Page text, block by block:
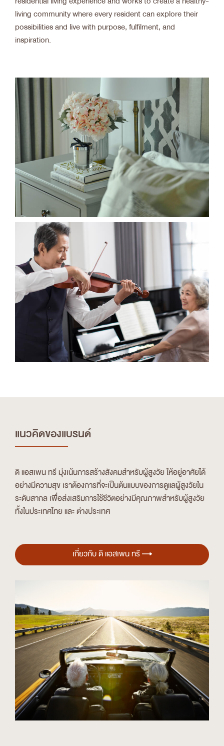
residential living experience and works to create a healthy-
living community where every resident can explore their
possibilities and live with purpose, fulfilment, and
inspiration.
แนวคิดของแบรนด์
ดิ แอสเพน ทรี มุ่งเน้นการสร้างสังคมสำหรับผู้สูงวัย ให้อยู่อาศัยได้
อย่างมีความสุข เราต้องการที่จะเป็นต้นแบบของการดูแลผู้สูงวัยใน
ระดับสากล เพื่อส่งเสริมการใช้ชีวิตอย่างมีคุณภาพสำหรับผู้สูงวัย
ทั้งในประเทศไทย และ ต่างประเทศ
เกี่ยวกับ ดิ แอสเพน ทรี